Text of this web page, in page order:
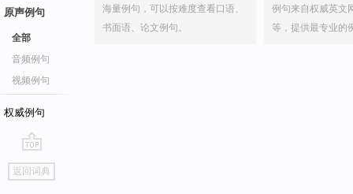
原声例句
全部
音频例句
视频例句
权威例句
go
top
返回词典
海量例句，可以按难度查看口语、
书面语、论文例句。
例句来自权威英文
等，提供最专业的